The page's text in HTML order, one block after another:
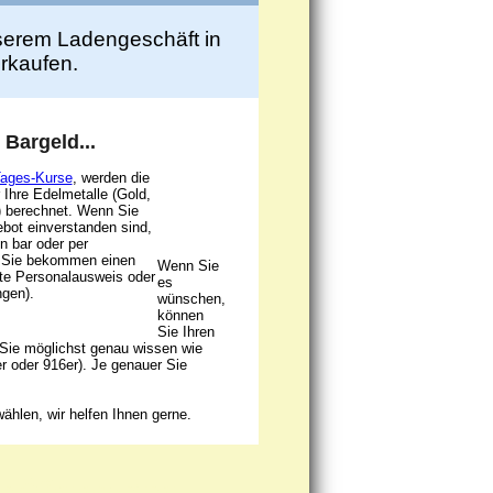
Ladengeschäft in
Kurse, werden die
Edelmetalle (Gold,
Wenn Sie
einverstanden sind,
bar oder per
bekommen einen
Personalausweis oder
Wenn Sie
es
wünschen,
können
Sie Ihren
möglichst genau wissen wie
oder 916er). Je genauer Sie
wir helfen Ihnen gerne.